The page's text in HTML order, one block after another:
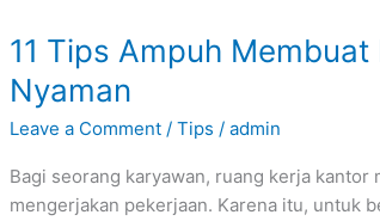
11 Tips Ampuh
Nyaman
Leave a Comment /Tips /admin
Bagi seorang karyawan, ruang kerja
mengerjakan pekerjaan. Karena itu, untuk
Ampuh
Membuat
Ruang
Kantor
Nyaman